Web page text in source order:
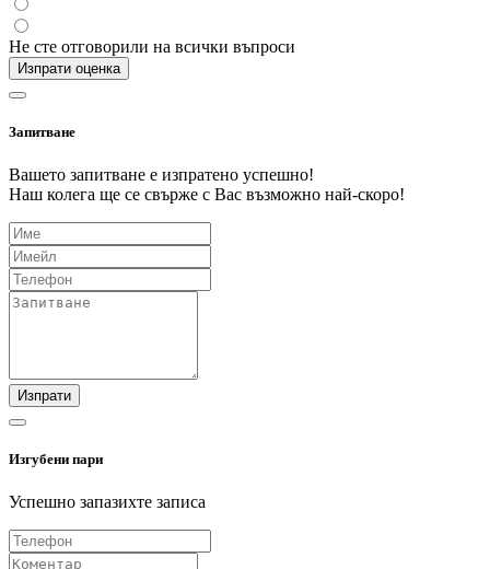
Не сте отговорили на всички въпроси
Изпрати оценка
Запитване
Вашето запитване е изпратено успешно!
Наш колега ще се свърже с Вас възможно най-скоро!
Изпрати
Изгубени пари
Успешно запазихте записа